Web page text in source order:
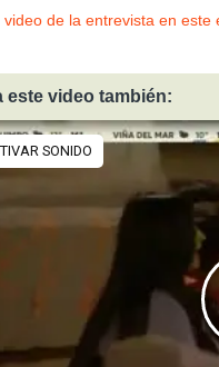
video de la entrevista en este
este video también: